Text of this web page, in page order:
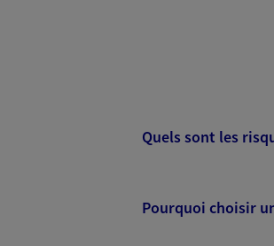
Quels sont les
Pourquoi choisir